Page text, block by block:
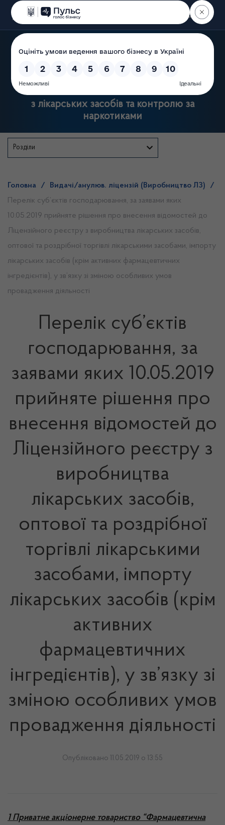
Пошук
Державна служба України
з лікарських засобів та контролю за
наркотиками
Розділи
Головна / Видачі/анулюв. ліцензій (Виробництво ЛЗ)
/
Перелік суб’єктів господарювання, за заявами яких
10.05.2019 прийняте рішення про внесення відомостей до
Ліцензійного реєстру з виробництва лікарських засобів,
оптової та роздрібної торгівлі лікарськими засобами, імпорту
лікарських засобів (крім активних фармацевтичних
інгредієнтів), у зв’язку зі зміною особливих умов
провадження діяльності
Перелік суб’єктів
господарювання, за
заявами яких 10.05.2019
прийняте рішення про
внесення відомостей до
Ліцензійного реєстру з
виробництва
лікарських засобів,
оптової та роздрібної
торгівлі лікарськими
засобами, імпорту
лікарських засобів (крім
активних
фармацевтичних
інгредієнтів), у зв’язку зі
зміною особливих умов
провадження діяльності
Опубліковано 11.05.2019 о 13:55
1 Приватне акціонерне товариство “Фармацевтична